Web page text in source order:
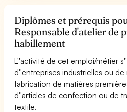
Diplômes et prérequis
Responsable d'atelier de
habillement
L''activité de cet emploi/métier
d''entreprises industrielles ou de
fabrication de matières
d''articles de confection ou de
textile.